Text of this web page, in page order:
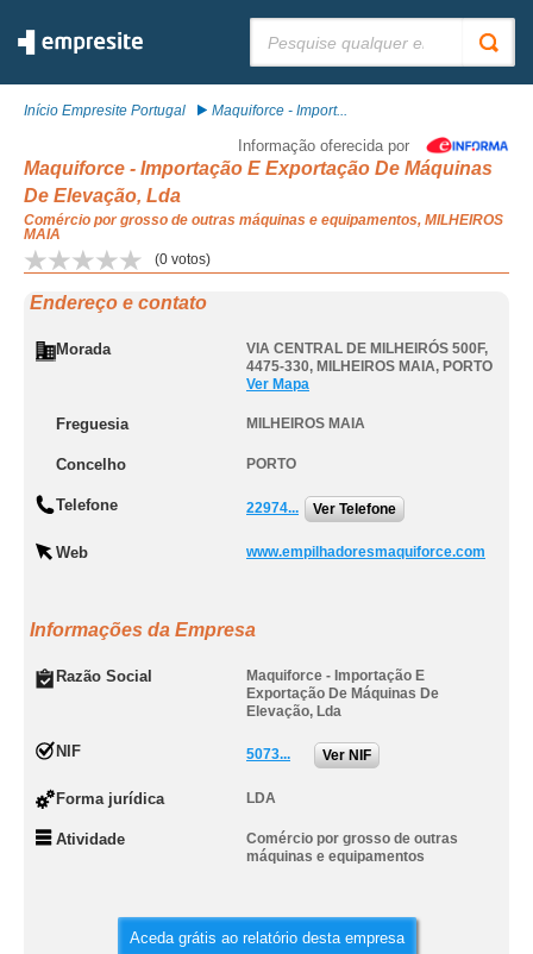
Início Empresite Portugal Maquiforce - Import...
Informação oferecida por
Maquiforce - Importação E Exportação De Máquinas
De Elevação, Lda
Comércio por grosso de outras máquinas e equipamentos, MILHEIROS
MAIA
(0 votos)
Endereço e contato
Morada
VIA CENTRAL DE MILHEIRÓS 500F,
4475-330, MILHEIROS MAIA, PORTO
Ver Mapa
Freguesia MILHEIROS MAIA
Concelho PORTO
Telefone 22974... Ver Telefone
Web www.empilhadoresmaquiforce.com
Informações da Empresa
Razão Social
Maquiforce - Importação E
Exportação De Máquinas De
Elevação, Lda
NIF 5073... Ver NIF
Forma jurídica LDA
Atividade
Comércio por grosso de outras
máquinas e equipamentos
Aceda grátis ao relatório desta empresa